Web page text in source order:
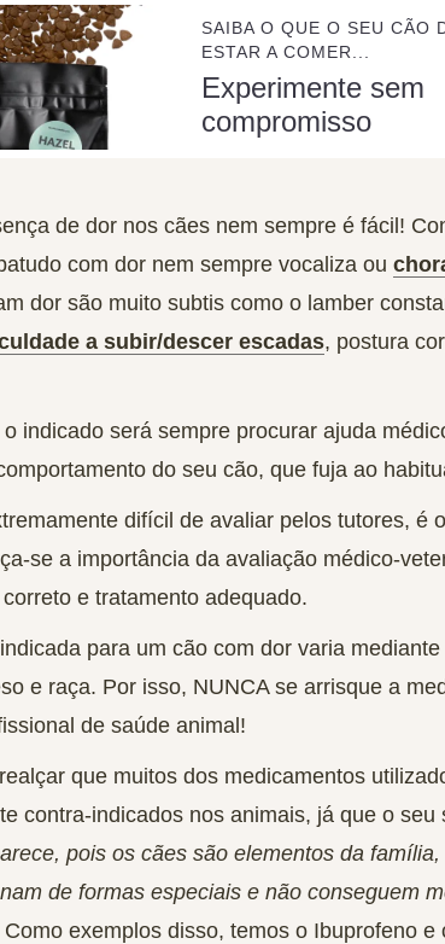
SAIBA O QUE O SEU CÃO
ESTAR A COMER...
Experimente sem
compromisso
de dor nos cães nem sempre é fácil!
com dor nem sempre vocaliza ou
dor são muito subtis como o lamber
a subir/descer escadas, postura
indicado será sempre procurar ajuda
do seu cão, que fuja ao
difícil de avaliar pelos tutores, é
se a importância da avaliação médico-
e tratamento adequado.
para um cão com dor varia
e raça. Por isso, NUNCA se arrisque a
de saúde animal!
que muitos dos medicamentos
contra-indicados nos animais, já que o
pois os cães são elementos da
de formas especiais e não conseguem
Como exemplos disso, temos o Ibuprofeno